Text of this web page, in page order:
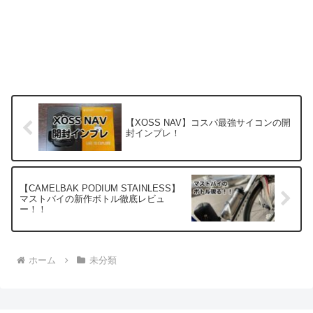
【XOSS NAV】コスパ最強サイコンの開
封インプレ！
【CAMELBAK PODIUM STAINLESS】
マストバイの新作ボトル徹底レビュ
ー！！
ホーム 未分類